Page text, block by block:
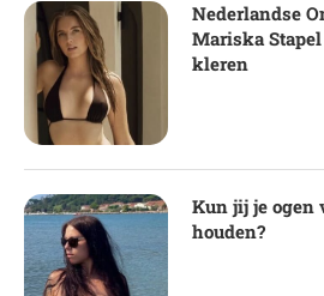
Nederlandse
Mariska
kleren
Kun jij je ogen
houden?